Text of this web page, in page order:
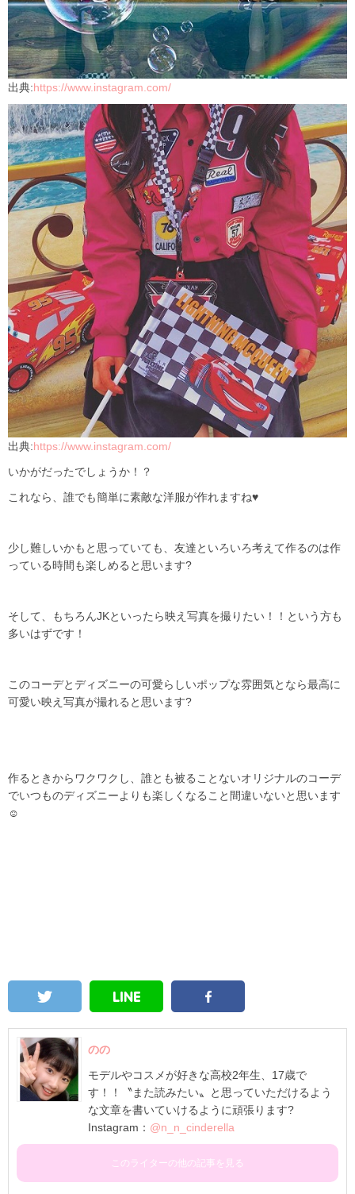
出典:https://www.instagram.com/
出典:https://www.instagram.com/
いかがだったでしょうか！？
これなら、誰でも簡単に素敵な洋服が作れますね♥
少し難しいかもと思っていても、友達といろいろ考えて作るのは作
っている時間も楽しめると思います?
そして、もちろんJKといったら映え写真を撮りたい！！という方も
多いはずです！
このコーデとディズニーの可愛らしいポップな雰囲気となら最高に
可愛い映え写真が撮れると思います?
作るときからワクワクし、誰とも被ることないオリジナルのコーデ
でいつものディズニーよりも楽しくなること間違いないと思います
☺
のの
モデルやコスメが好きな高校2年生、17歳で
す！！〝また読みたい〟と思っていただけるよう
な文章を書いていけるように頑張ります?
Instagram： @n_n_cinderella
このライターの他の記事を見る